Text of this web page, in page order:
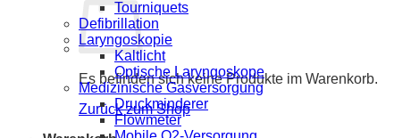
Es befinden sich keine Produkte im Warenkorb.
Zurück zum Shop
Tourniquets
Defibrillation
Laryngoskopie
Kaltlicht
Optische Laryngoskope
Medizinische Gasversorgung
Druckminderer
Flowmeter